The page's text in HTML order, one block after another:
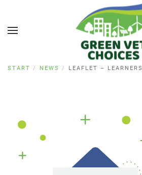
START NEWS LEAFLET – LEARNERS